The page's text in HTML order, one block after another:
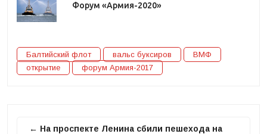
Форум «Армия-2020»
Балтийский флот вальс буксиров
ВМФ
открытие
форум Армия-2017
← На проспекте Ленина сбили пешехода на